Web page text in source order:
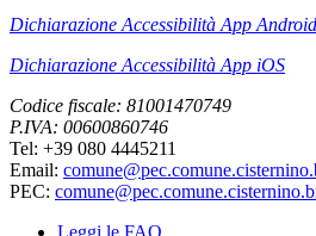
Dichiarazione Accessibilità App Android
Dichiarazione Accessibilità App iOS
Codice fiscale: 81001470749
P.IVA: 00600860746
Tel: +39 080 4445211
Email:
PEC:
Leggi le FAQ